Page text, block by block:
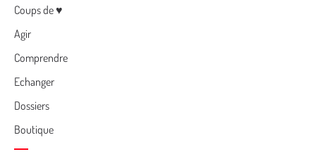
Menu
Coups de ♥
Agir
Comprendre
Echanger
Dossiers
Boutique